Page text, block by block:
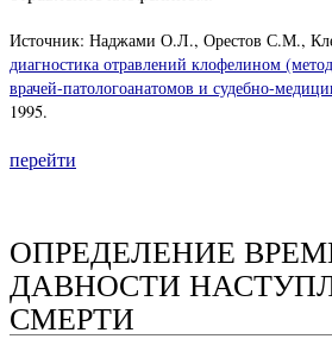
Источник: Наджами О.Л., Орестов С.М.,
диагностика отравлений клофелином
врачей-патологоанатомов и судебно-
1995.
перейти
ОПРЕДЕЛЕНИЕ
ДАВНОСТИ
СМЕРТИ